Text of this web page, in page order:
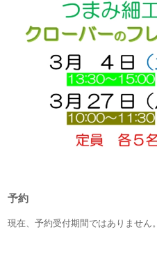
予約
現在、予約受付期間ではありません。